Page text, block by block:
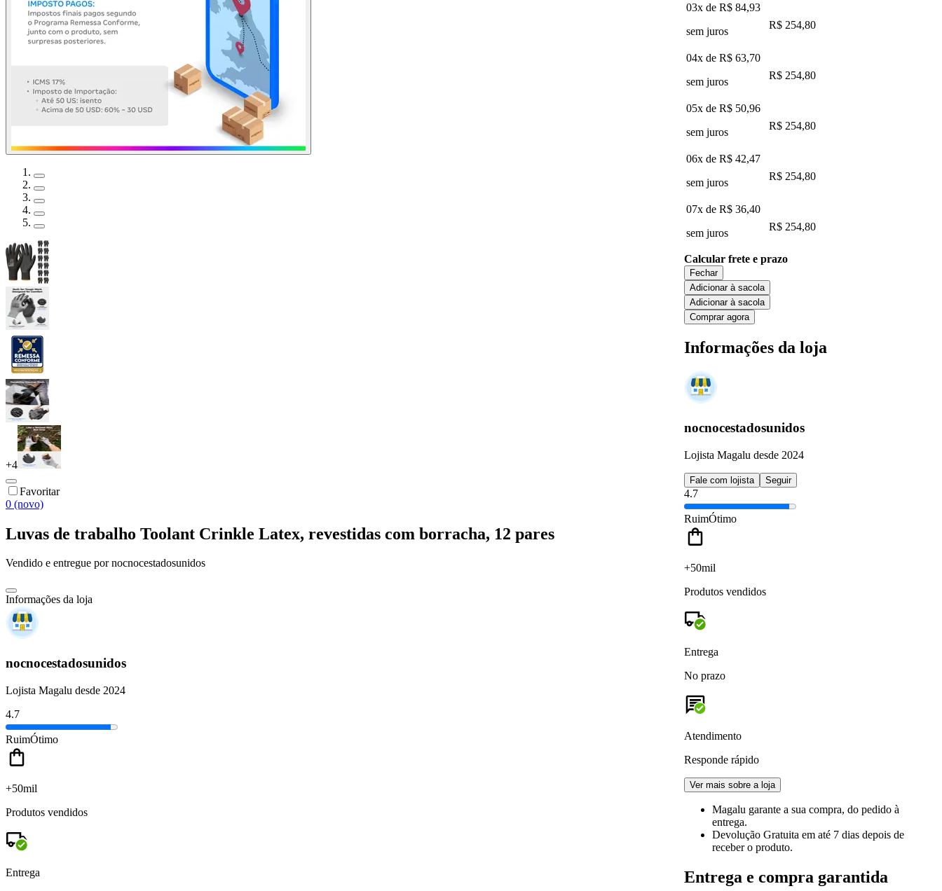
+4
Favoritar
0 (novo)
Luvas de trabalho Toolant Crinkle Latex, revestidas com borracha, 12 pares
Vendido e entregue por nocnocestadosunidos
Informações da loja
nocnocestadosunidos
Lojista Magalu desde 2024
4.7
RuimÓtimo
+50mil
Produtos vendidos
Entrega
03x de R$ 84,93
sem juros
R$ 254,80
04x de R$ 63,70
sem juros
R$ 254,80
05x de R$ 50,96
sem juros
R$ 254,80
06x de R$ 42,47
sem juros
R$ 254,80
07x de R$ 36,40
sem juros
R$ 254,80
Calcular frete e prazo
Fechar
Adicionar à sacola
Adicionar à sacola
Comprar agora
Informações da loja
nocnocestadosunidos
Lojista Magalu desde 2024
Fale com lojista Seguir
4.7
RuimÓtimo
+50mil
Produtos vendidos
Entrega
No prazo
Atendimento
Responde rápido
Ver mais sobre a loja
Magalu garante a sua compra, do pedido à
entrega.
Devolução Gratuita em até 7 dias depois de
receber o produto.
Entrega e compra garantida